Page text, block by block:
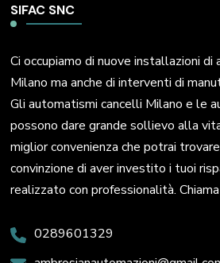
SIFAC SNC
Ci occupiamo di nuove installazioni
Milano ma anche di interventi di
Gli automatismi cancelli Milano e le
possono dare grande sollievo alla
miglior convenienza che potrai
convinzione di aver investito i tuoi
realizzato con professionalità.
0289601329